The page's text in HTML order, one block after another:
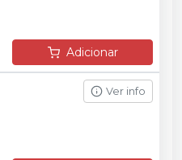
Adicionar
Ver info